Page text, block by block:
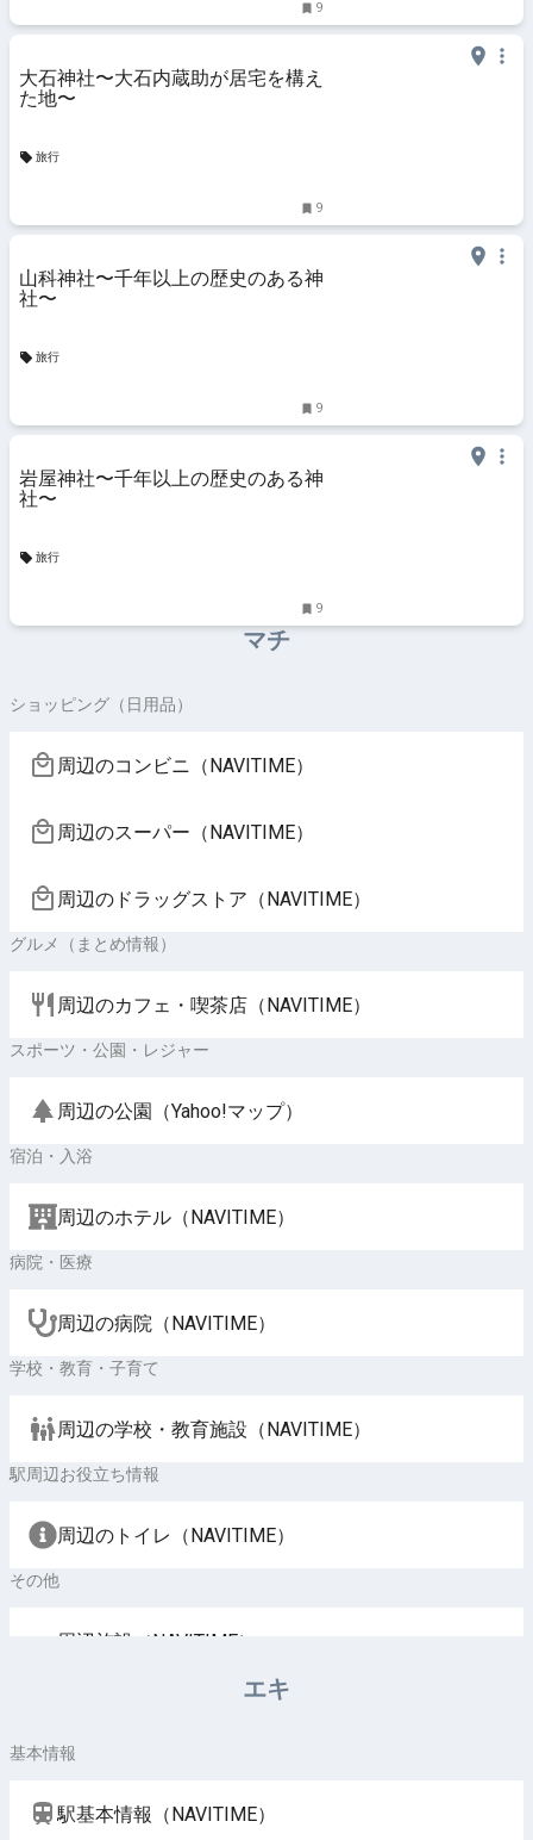
9
大石神社〜大石内蔵助が居宅を構え
た地〜
旅行
9
山科神社〜千年以上の歴史のある神
社〜
旅行
9
岩屋神社〜千年以上の歴史のある神
社〜
旅行
9
マチ
ショッピング（日用品）
周辺のコンビニ（NAVITIME）
周辺のスーパー（NAVITIME）
周辺のドラッグストア（NAVITIME）
グルメ（まとめ情報）
周辺のカフェ・喫茶店（NAVITIME）
スポーツ・公園・レジャー
周辺の公園（Yahoo!マップ）
宿泊・入浴
周辺のホテル（NAVITIME）
病院・医療
周辺の病院（NAVITIME）
学校・教育・子育て
周辺の学校・教育施設（NAVITIME）
駅周辺お役立ち情報
周辺のトイレ（NAVITIME）
その他
周辺施設（NAVITIME）
エキ
基本情報
駅基本情報（NAVITIME）